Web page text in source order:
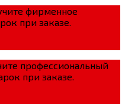
фирменное
при заказе.
профессиональный
при заказе.